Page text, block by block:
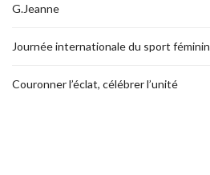
G.Jeanne
Journée internationale du sport féminin
Couronner l’éclat, célébrer l’unité